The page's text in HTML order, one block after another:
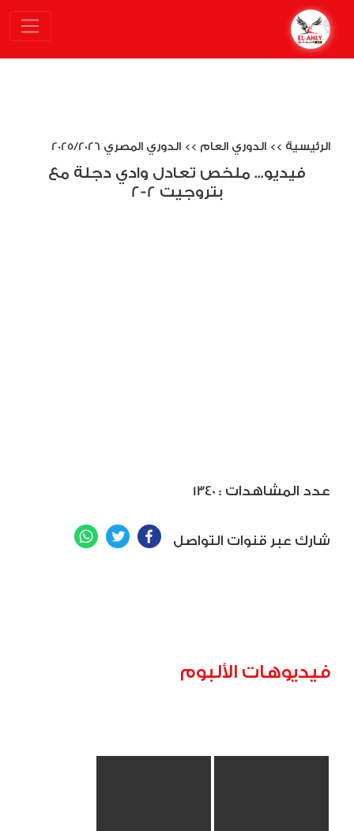
الرئيسية >> الدوري العام >> الدوري المصري 2025/2026
فيديو... ملخص تعادل وادي دجلة مع
بتروجيت 2-2
1340 : عدد المشاهدات
شارك عبر قنوات التواصل Facebook
Twitter
فيديوهات الألبوم